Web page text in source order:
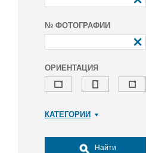
№ ФОТОГРАФИИ
ОРИЕНТАЦИЯ
КАТЕГОРИИ
Досуг, туризм и отдых
Найти